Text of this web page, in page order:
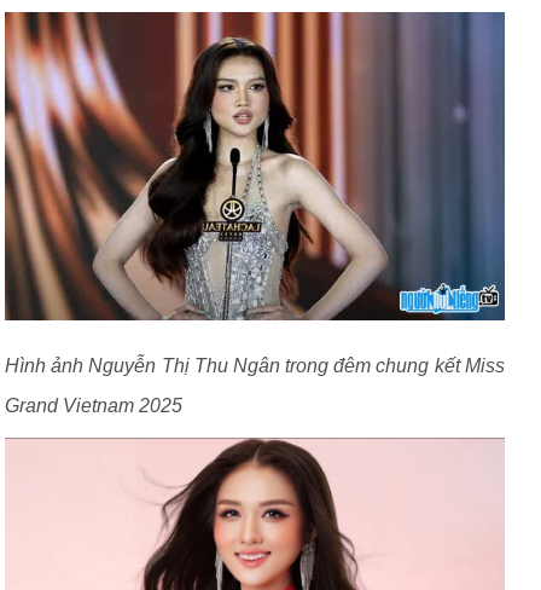
Hình ảnh Nguyễn Thị Thu Ngân trong đêm chung kết Miss
Grand Vietnam 2025